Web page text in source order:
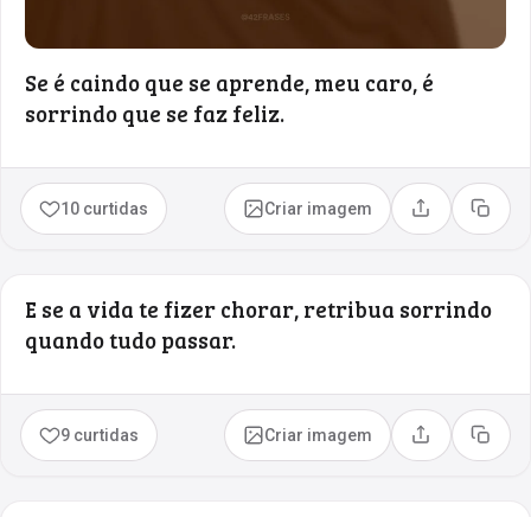
Se é caindo que se aprende, meu caro, é
sorrindo que se faz feliz.
10 curtidas Criar imagem Compartilhar
Copiar
E se a vida te fizer chorar, retribua sorrindo
quando tudo passar.
9 curtidas Criar imagem Compartilhar
Copiar